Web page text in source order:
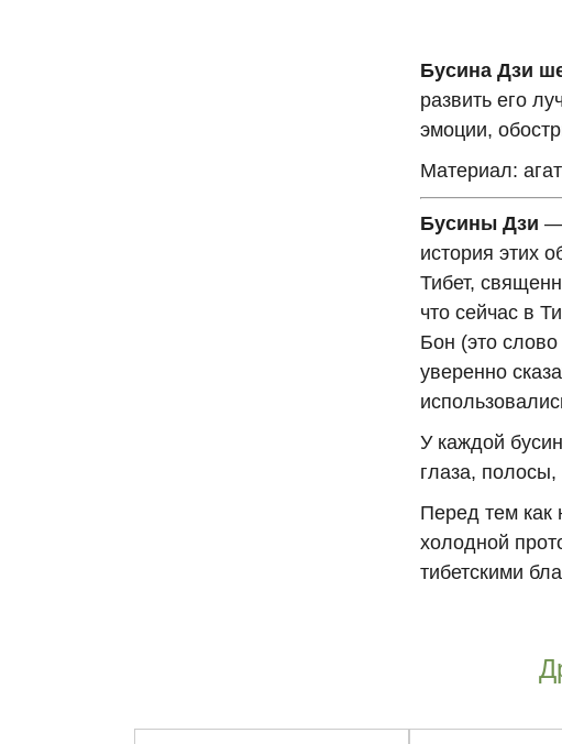
Бусина Дзи
развить его
эмоции,
Материал:
Бусины Дзи —
история этих
Тибет,
что сейчас в
Бон (это
уверенно
У каждой
глаза,
Перед тем как
холодной
тибетскими